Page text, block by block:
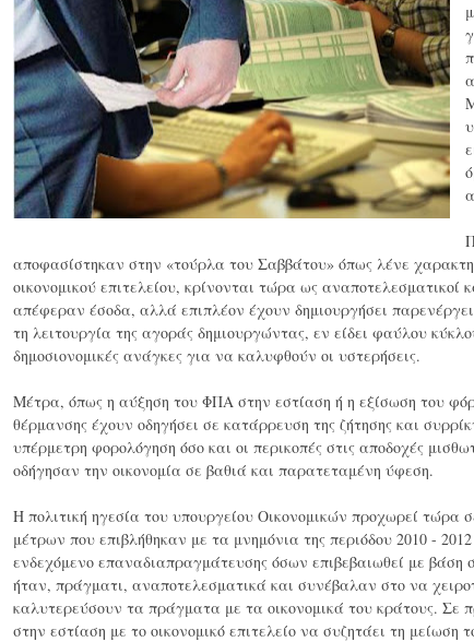
αποφασίστηκαν στην «τούρλα του Σαββάτου» όπως λένε
οικονομικού επιτελείου, κρίνονται τώρα ως αναποτελεσματικοί
απέφεραν έσοδα, αλλά επιπλέον έχουν δημιουργήσει
τη λειτουργία της αγοράς δημιουργώντας, εν είδει φαύλου
δημοσιονομικές ανάγκες για να καλυφθούν οι υστερήσεις.
Μέτρα, όπως η αύξηση του ΦΠΑ στην εστίαση ή η εξίσωση του
θέρμανσης έχουν οδηγήσει σε κατάρρευση της ζήτησης και
υπέρμετρη φορολόγηση όσο και οι περικοπές στις αποδοχές
οδήγησαν την οικονομία σε βαθιά και παρατεταμένη ύφεση.
Η πολιτική ηγεσία του υπουργείου Οικονομικών προχωρεί τώρα
μέτρων που επιβλήθηκαν με τα μνημόνια της περιόδου 2010 -
ενδεχόμενο επαναδιαπραγμάτευσης όσων επιβεβαιωθεί με βάση
ήταν, πράγματι, αναποτελεσματικά και συνέβαλαν στο να
καλυτερεύσουν τα πράγματα με τα οικονομικά του κράτους. Σε
στην εστίαση με το οικονομικό επιτελείο να συζητάει τη μείωση